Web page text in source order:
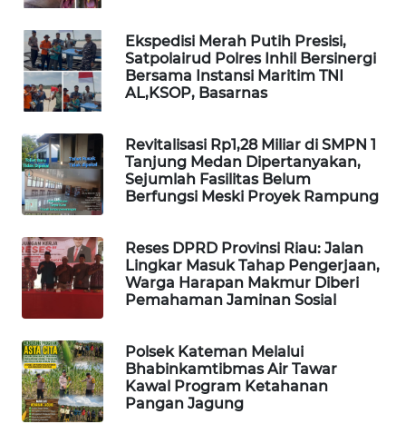
Ekspedisi Merah Putih Presisi,
Satpolairud Polres Inhil Bersinergi
Bersama Instansi Maritim TNI
AL,KSOP, Basarnas
Revitalisasi Rp1,28 Miliar di SMPN 1
Tanjung Medan Dipertanyakan,
Sejumlah Fasilitas Belum
Berfungsi Meski Proyek Rampung
Reses DPRD Provinsi Riau: Jalan
Lingkar Masuk Tahap Pengerjaan,
Warga Harapan Makmur Diberi
Pemahaman Jaminan Sosial
Polsek Kateman Melalui
Bhabinkamtibmas Air Tawar
Kawal Program Ketahanan
Pangan Jagung
NEWS
BERAMPU
NEWS
ANUGERAH
NEWS
AKHLAK
ID
PERAPKI
SONYA
ASA
NEWS